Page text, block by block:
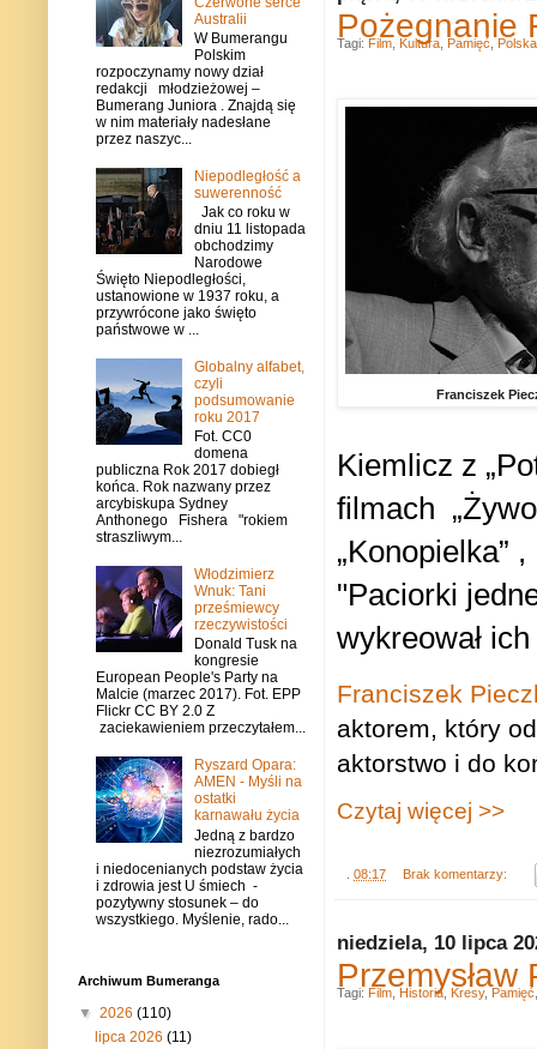
Pożegnanie
Franciszek
Kiemlicz z
filmach
„Konopielka”
"Paciorki
wykreował
Franciszek
aktorem, który
aktorstwo i do
Czytaj więcej >>
08:17 Brak komentarzy:
Tagi: Film Kultura Pamięć Polska
niedziela, 10 lipca
Przemysław
Tagi: Film Historia Kresy, Pamięć
Australii
W Bumerangu
Polskim
rozpoczynamy nowy dział
redakcji młodzieżowej –
Bumerang Juniora . Znajdą się
w nim materiały nadesłane
przez naszyc...
Niepodległość a
suwerenność
Jak co roku w
dniu 11 listopada
obchodzimy
Narodowe
Święto Niepodległości,
ustanowione w 1937 roku, a
przywrócone jako święto
państwowe w ...
Globalny alfabet,
czyli
podsumowanie
roku 2017
Fot. CC0
domena
publiczna Rok 2017 dobiegł
końca. Rok nazwany przez
arcybiskupa Sydney
Anthonego Fishera "rokiem
straszliwym...
Włodzimierz
Wnuk: Tani
prześmiewcy
rzeczywistości
Donald Tusk na
kongresie
European People's Party na
Malcie (marzec 2017). Fot. EPP
Flickr CC BY 2.0 Z
zaciekawieniem przeczytałem...
Ryszard Opara:
AMEN - Myśli na
ostatki
karnawału życia
Jedną z bardzo
niezrozumiałych
i niedocenianych podstaw życia
i zdrowia jest U śmiech -
pozytywny stosunek – do
wszystkiego. Myślenie, rado...
Archiwum Bumeranga
▼ 2026 (110)
lipca 2026(11)